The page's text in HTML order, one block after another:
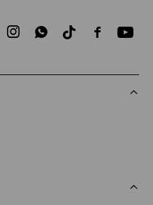

 